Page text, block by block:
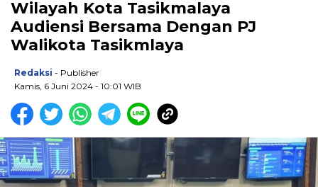
Wilayah Kota Tasikmalaya
Audiensi Bersama Dengan PJ
Walikota Tasikmlaya
Redaksi - Publisher
Kamis, 6 Juni 2024 - 10:01 WIB